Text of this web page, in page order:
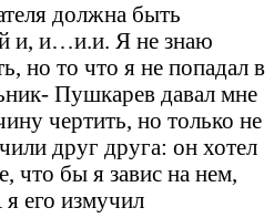
должна быть
и, и…и.и. Я не знаю
но то что я не попадал в
Пушкарев давал мне
чертить, но только не
друг друга: он хотел
что бы я завис на нем,
я его измучил